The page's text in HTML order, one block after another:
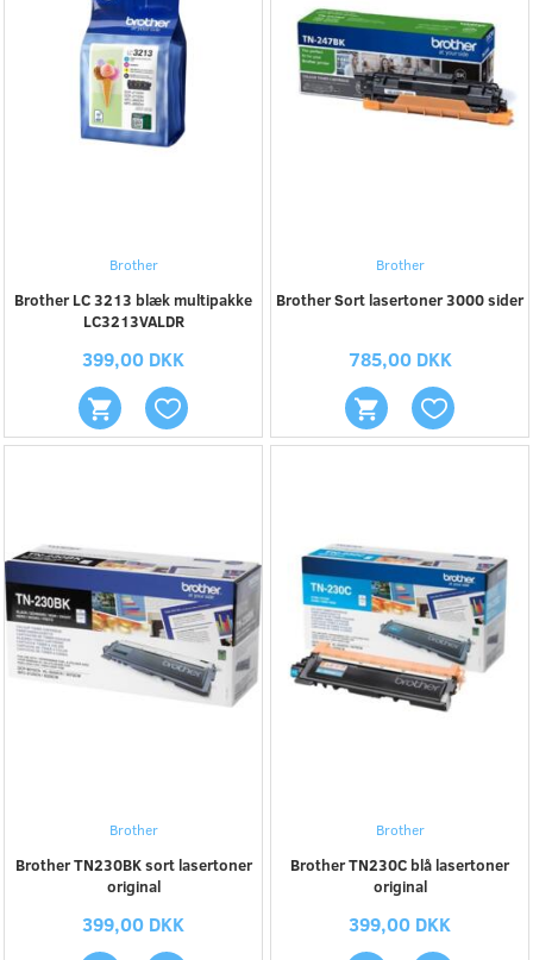
Brother
Brother LC 3213 blæk multipakke
LC3213VALDR
399,00 DKK
Brother
Brother Sort lasertoner 3000 sider
785,00 DKK
Brother
Brother TN230BK sort lasertoner
original
399,00 DKK
Brother
Brother TN230C blå lasertoner
original
399,00 DKK